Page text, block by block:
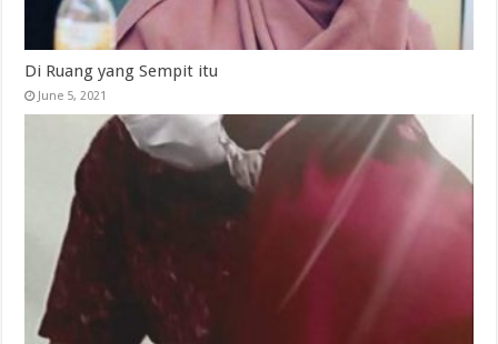
Di Ruang yang Sempit itu
June 5, 2021